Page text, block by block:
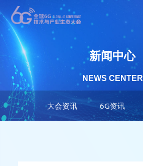
大会资讯 6G资讯
新闻中心
NEWS CENTER